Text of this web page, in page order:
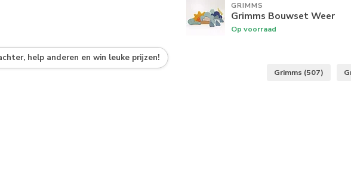
help anderen en win leuke prijzen!
GRIMMS
Grimms Bouwset Weer
Op voorraad
Grimms (507)